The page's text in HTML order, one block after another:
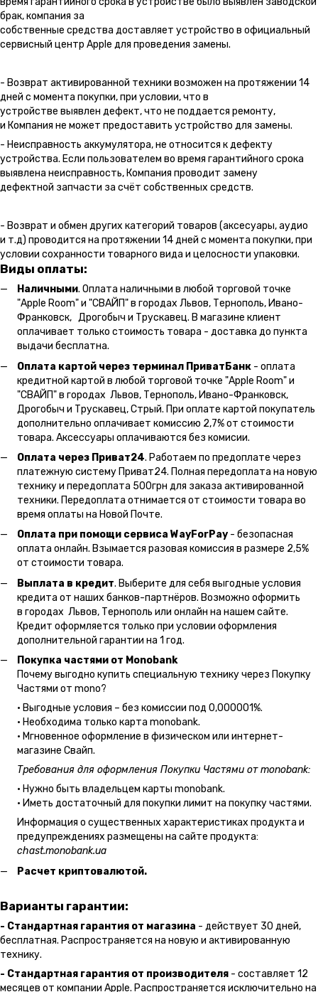
брак, компания за
собственные средства доставляет устройство в официальный
сервисный центр Apple для проведения замены.
- Возврат активированной техники возможен на протяжении 14
дней с момента покупки, при условии, что в
устройстве выявлен дефект, что не поддается ремонту,
и Компания не может предоставить устройство для замены.
- Неисправность аккумулятора, не относится к дефекту
устройства. Если пользователем во время гарантийного срока
выявлена неисправность, Компания проводит замену
дефектной запчасти за счёт собственных средств.
- Возврат и обмен других категорий товаров (аксесуары, аудио
и т.д) проводится на протяжении 14 дней с момента покупки, при
условии сохранности товарного вида и целосности упаковки.
Виды оплаты:
Наличными. Оплата наличными в любой торговой точке
"Apple Room" и "СВАЙП" в городах Львов, Тернополь, Ивано-
Франковск, Дрогобыч и Трускавец. В магазине клиент
оплачивает только стоимость товара - доставка до пункта
выдачи бесплатна.
Оплата картой через терминал ПриватБанк - оплата
кредитной картой в любой торговой точке "Apple Room" и
"СВАЙП" в городах Львов, Тернополь, Ивано-Франковск,
Дрогобыч и Трускавец, Стрый. При оплате картой покупатель
дополнительно оплачивает комиссию 2,7% от стоимости
товара. Аксессуары оплачиваются без комисии.
Оплата через Приват24. Работаем по предоплате через
платежную систему Приват24. Полная передоплата на новую
технику и передоплата 500грн для заказа активированной
техники. Передоплата отнимается от стоимости товара во
время оплаты на Новой Почте.
Оплата при помощи сервиса WayForPay - безопасная
оплата онлайн. Взымается разовая комиссия в размере 2,5%
от стоимости товара.
Выплата в кредит. Выберите для себя выгодные условия
кредита от наших банков-партнёров. Возможно оформить
в городах Львов, Тернополь или онлайн на нашем сайте.
Кредит оформляется только при условии оформления
дополнительной гарантии на 1 год.
Покупка частями от Monobank
Почему выгодно купить специальную технику через Покупку
Частями от mono?
• Выгодные условия – без комиссии под 0,000001%.
• Необходима только карта monobank.
• Мгновенное оформление в физическом или интернет-
магазине Cвайп.
Требования для оформления Покупки Частями от monobank:
• Нужно быть владельцем карты monobank.
• Иметь достаточный для покупки лимит на покупку частями.
Информация о существенных характеристиках продукта и
предупреждениях размещены на сайте продукта:
chast.monobank.ua
Расчет криптовалютой.
Варианты гарантии:
- Стандартная гарантия от магазина - действует 30 дней,
бесплатная. Распространяется на новую и активированную
технику.
- Стандартная гарантия от производителя - составляет 12
месяцев от компании Apple. Распространяется исключительно на